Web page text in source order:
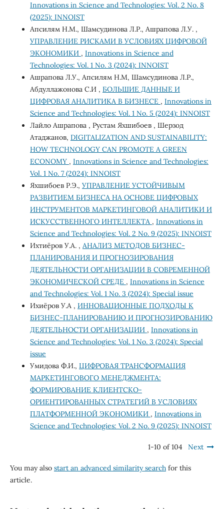
Innovations in Science and Technologies: Vol. 2 No. 8
(2025): INNOIST
Апсилям Н.М., Шамсудинова Л.Р., Ашрапова Л.У. ,
УПРАВЛЕНИЕ РИСКАМИ В УСЛОВИЯХ ЦИФРОВОЙ
ЭКОНОМИКИ , Innovations in Science and
Technologies: Vol. 1 No. 3 (2024): INNOIST
Ашрапова Л.У., Апсилям Н.М, Шамсудинова Л.Р.,
Абдуллажонова С.И , БОЛЬШИЕ ДАННЫЕ И
ЦИФРОВАЯ АНАЛИТИКА В БИЗНЕСЕ , Innovations in
Science and Technologies: Vol. 1 No. 5 (2024): INNOIST
Лайло Ашрапова , Рустам Яхшибоев , Шерзод
Атаджанов, DIGITALIZATION AND SUSTAINABILITY:
HOW TECHNOLOGY CAN PROMOTE A GREEN
ECONOMY , Innovations in Science and Technologies:
Vol. 1 No. 7 (2024): INNOIST
Яхшибоев Р.Э., УПРАВЛЕНИЕ УСТОЙЧИВЫМ
РАЗВИТИЕМ БИЗНЕСА НА ОСНОВЕ ЦИФРОВЫХ
ИНСТРУМЕНТОВ МАРКЕТИНГОВОЙ АНАЛИТИКИ И
ИСКУССТВЕННОГО ИНТЕЛЛЕКТА , Innovations in
Science and Technologies: Vol. 2 No. 9 (2025): INNOIST
Ихтиёров У.А. , АНАЛИЗ МЕТОДОВ БИЗНЕС-
ПЛАНИРОВАНИЯ И ПРОГНОЗИРОВАНИЯ
ДЕЯТЕЛЬНОСТИ ОРГАНИЗАЦИИ В СОВРЕМЕННОЙ
ЭКОНОМИЧЕСКОЙ СРЕДЕ , Innovations in Science
and Technologies: Vol. 1 No. 3 (2024): Special issue
Ихиёров У.А , ИННОВАЦИОННЫЕ ПОДХОДЫ К
БИЗНЕС-ПЛАНИРОВАНИЮ И ПРОГНОЗИРОВАНИЮ
ДЕЯТЕЛЬНОСТИ ОРГАНИЗАЦИИ , Innovations in
Science and Technologies: Vol. 1 No. 3 (2024): Special
issue
Умидова Ф.И., ЦИФРОВАЯ ТРАНСФОРМАЦИЯ
МАРКЕТИНГОВОГО МЕНЕДЖМЕНТА:
ФОРМИРОВАНИЕ КЛИЕНТСКО-
ОРИЕНТИРОВАННЫХ СТРАТЕГИЙ В УСЛОВИЯХ
ПЛАТФОРМЕННОЙ ЭКОНОМИКИ , Innovations in
Science and Technologies: Vol. 2 No. 9 (2025): INNOIST
1-10 of 104 Next
You may also start an advanced similarity searchfor this
article.